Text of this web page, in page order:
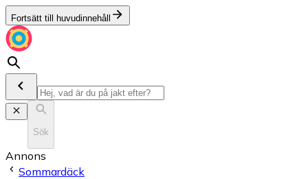
Fortsätt till huvudinnehåll
Sök
Annons
Sommardäck